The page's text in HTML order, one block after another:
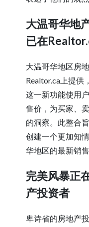
大温哥华地
已在
大温哥华地区房
Realtor.ca上提供
这一新功能使用
售价，为买家、
的洞察。此整合
创建一个更加知
华地区的最新销
完美风暴正
产投资者
卑诗省的房地产